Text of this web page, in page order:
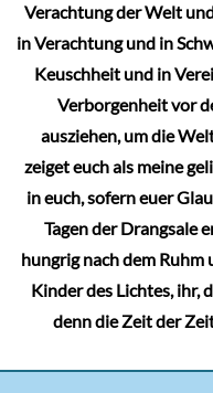
Verachtung der Welt
in Verachtung und in
Keuschheit und in
Verborgenheit vor
ausziehen, um die
zeiget euch als meine
in euch, sofern euer
Tagen der Drangsale
hungrig nach dem Ruhm
Kinder des Lichtes, ihr,
denn die Zeit der